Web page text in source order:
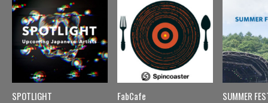
SPOTLIGHT FabCafe SUMMER